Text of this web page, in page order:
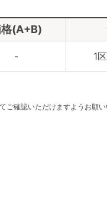
(A+B)
- 1
確認いただけますようお願い